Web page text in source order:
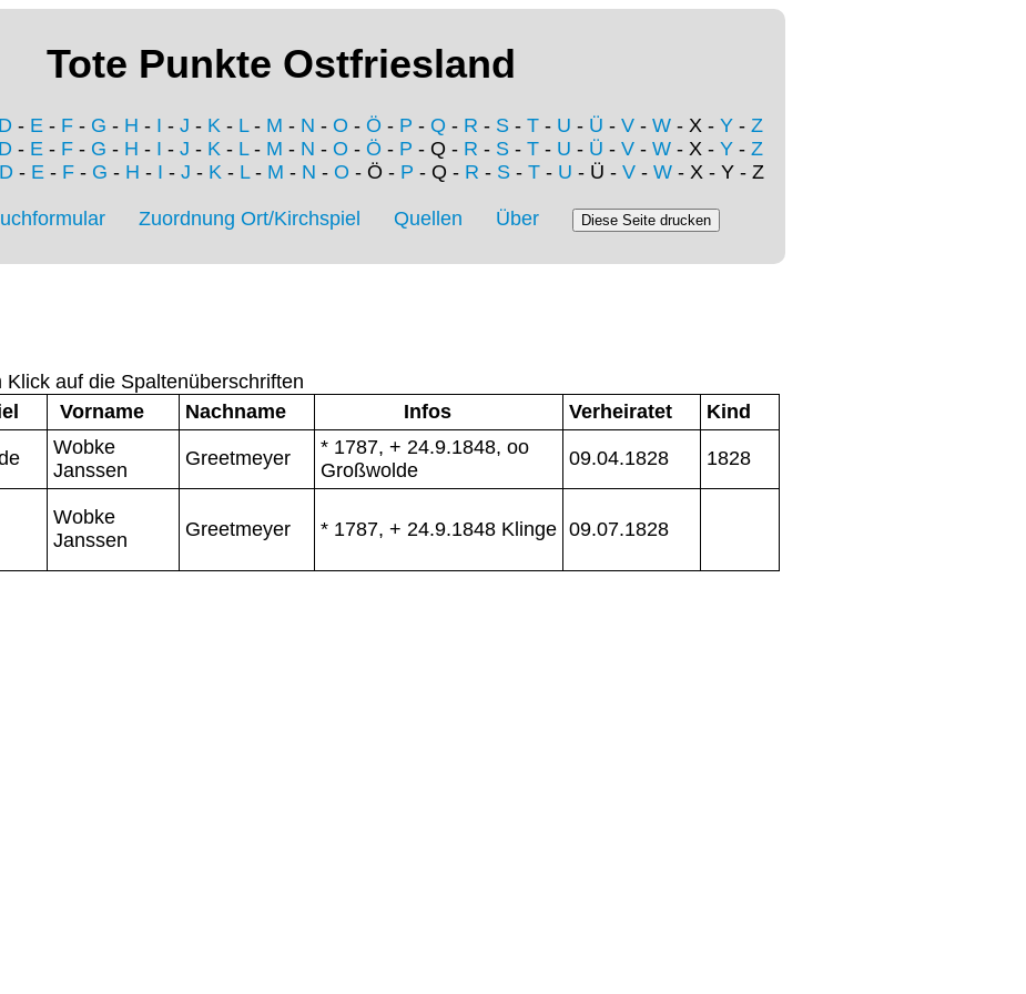
Tote Punkte Ostfriesland
D - E - F - G - H - I - J - K - L- M - N - O - Ö - P - Q - R - S - T - U - Ü - V - W - X - Y - Z
D - E - F - G - H - I - J - K - L- M - N - O - Ö - P - Q - R - S - T - U - Ü - V - W - X - Y - Z
D- E- F- G - H - I - J - K- L- M - N - O - Ö - P - Q - R - S- T- U - Ü - V- W- X - Y - Z
Zuordnung Ort/Kirchspiel Quellen Über
auf die Spaltenüberschriften
Vorname Nachname Infos Verheiratet
Kind
Wobke
Janssen
Greetmeyer
* 1787, + 24.9.1848, oo
Großwolde
09.04.1828 1828
Wobke
Janssen
Greetmeyer * 1787, + 24.9.1848 Klinge 09.07.1828